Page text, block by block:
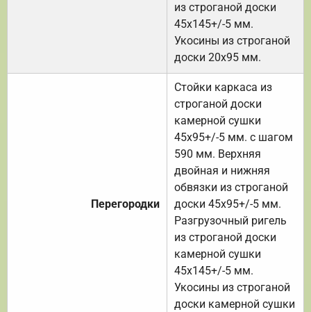
из строганой доски
45х145+/-5 мм.
Укосины из строганой
доски 20х95 мм.
Перегородки
Стойки каркаса из
строганой доски
камерной сушки
45х95+/-5 мм. с шагом
590 мм. Верхняя
двойная и нижняя
обвязки из строганой
доски 45х95+/-5 мм.
Разгрузочный ригель
из строганой доски
камерной сушки
45х145+/-5 мм.
Укосины из строганой
доски камерной сушки